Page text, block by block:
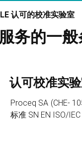
认可的校准实验室
务的一
认可校准实
Proceq SA (CHE-
标准 SN EN ISO/